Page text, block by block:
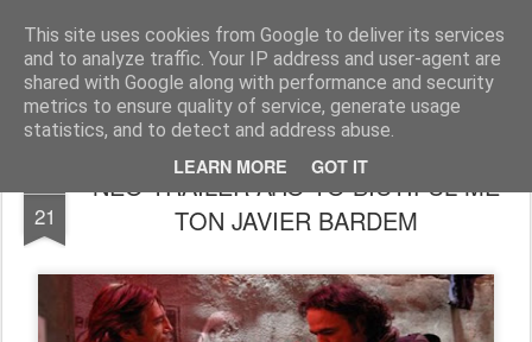
This site uses cookies from Google to deliver its services
and to analyze traffic. Your IP address and user-agent are
shared with Google along with performance and security
metrics to ensure quality of service, generate usage
statistics, and to detect and address abuse.
LEARN MORE GOT IT
FilmBoy
21
ΝΕΟ TRAILER ΑΠΟ ΤΟ BIUTIFUL ΜΕ
ΤΟΝ JAVIER BARDEM